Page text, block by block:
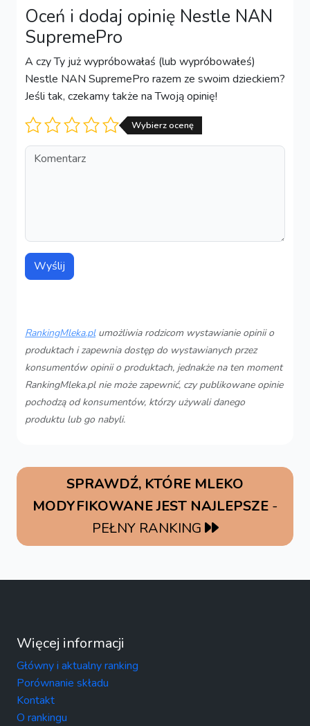
Oceń i dodaj opinię Nestle NAN
SupremePro
A czy Ty już wypróbowałaś (lub wypróbowałeś)
Nestle NAN SupremePro razem ze swoim dzieckiem?
Jeśli tak, czekamy także na Twoją opinię!
Ocena
Wybierz ocenę
Komentarz
Wyślij
RankingMleka.plumożliwia rodzicom wystawianie opinii o
produktach i zapewnia dostęp do wystawianych przez
konsumentów opinii o produktach, jednakże na ten moment
RankingMleka.pl nie może zapewnić, czy publikowane opinie
pochodzą od konsumentów, którzy używali danego
produktu lub go nabyli.
SPRAWDŹ, KTÓRE MLEKO
MODYFIKOWANE JEST NAJLEPSZE -
PEŁNY RANKING
Więcej informacji
Główny i aktualny ranking
Porównanie składu
Kontakt
O rankingu